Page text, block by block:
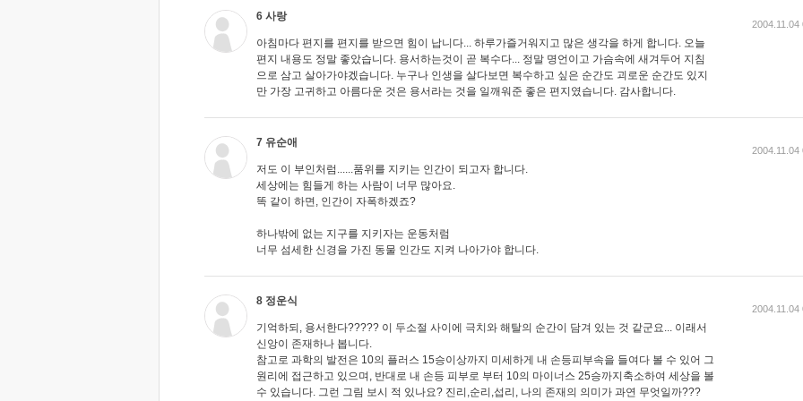
6 사랑
아침마다 편지를 편지를 받으면 힘이 납니다... 하루가즐거워지고 많은 생각을 하게 합니다. 오늘
편지 내용도 정말 좋았습니다. 용서하는것이 곧 복수다... 정말 명언이고 가슴속에 새겨두어 지침
으로 삼고 살아가야겠습니다. 누구나 인생을 살다보면 복수하고 싶은 순간도 괴로운 순간도 있지
만 가장 고귀하고 아름다운 것은 용서라는 것을 일깨워준 좋은 편지였습니다. 감사합니다.
2004.11.04
7 유순애
저도 이 부인처럼......품위를 지키는 인간이 되고자 합니다.
세상에는 힘들게 하는 사람이 너무 많아요.
똑 같이 하면, 인간이 자폭하겠죠?
하나밖에 없는 지구를 지키자는 운동처럼
너무 섬세한 신경을 가진 동물 인간도 지켜 나아가야 합니다.
2004.11.04
8 정운식
기억하되, 용서한다????? 이 두소절 사이에 극치와 해탈의 순간이 담겨 있는 것 같군요... 이래서
신앙이 존재하나 봅니다.
참고로 과학의 발전은 10의 플러스 15승이상까지 미세하게 내 손등피부속을 들여다 볼 수 있어 그
원리에 접근하고 있으며, 반대로 내 손등 피부로 부터 10의 마이너스 25승까지축소하여 세상을 볼
수 있습니다. 그런 그림 보시 적 있나요? 진리,순리,섭리, 나의 존재의 의미가 과연 무엇일까???
2004.11.04